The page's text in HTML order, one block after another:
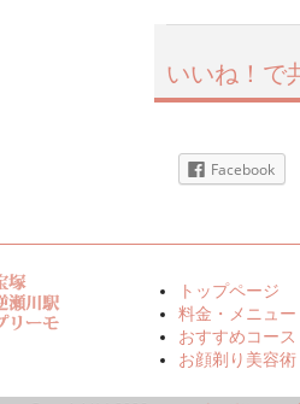
いいね！で
Facebook
トップページ
料金・メニュー
おすすめコース
お顔剃り美容術